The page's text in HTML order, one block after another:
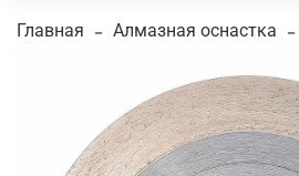
Главная Алмазная оснастка